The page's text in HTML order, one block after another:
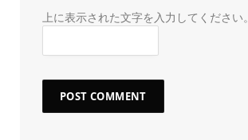
上に表示された文字を入力してください。